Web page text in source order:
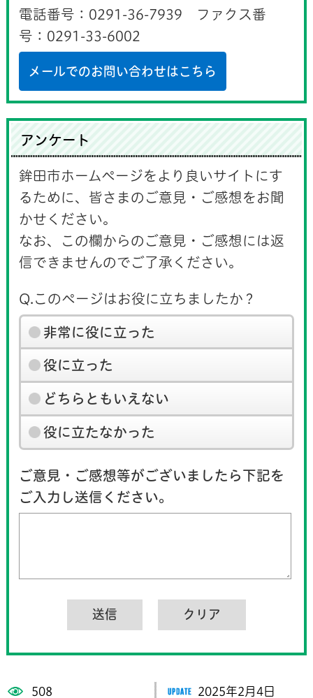
電話番号：0291-36-7939 ファクス番
号：0291-33-6002
メールでのお問い合わせはこちら
アンケート
鉾田市ホームページをより良いサイトにす
るために、皆さまのご意見・ご感想をお聞
かせください。
なお、この欄からのご意見・ご感想には返
信できませんのでご了承ください。
Q.このページはお役に立ちましたか？
非常に役に立った
役に立った
どちらともいえない
役に立たなかった
ご意見・ご感想等がございましたら下記を
ご入力し送信ください。
508 2025年2月4日